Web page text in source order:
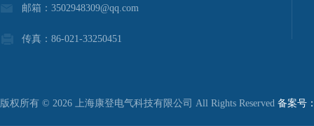
邮箱：3502948309@qq.com
传真：86-021-33250451
版权所有 © 2026 上海康登电气科技有限公司 All Rights Reserved 备案号